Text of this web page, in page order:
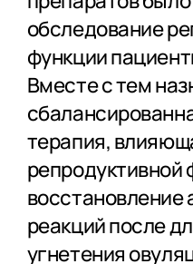
обследование
функции
Вместе с тем
терапия,
репродуктивной
восстановление
реакций после
угнетения